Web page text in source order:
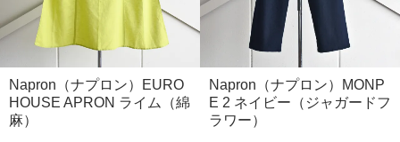
Napron（ナプロン）EURO
HOUSE APRON ライム（綿
麻）
Napron（ナプロン）MONP
E 2 ネイビー（ジャガードフ
ラワー）